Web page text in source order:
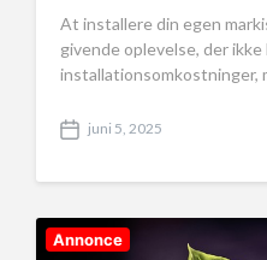
At installere din egen
givende oplevelse, der
installationsomkostninger,
P
s
d
a
juni 5, 2025
Annonce